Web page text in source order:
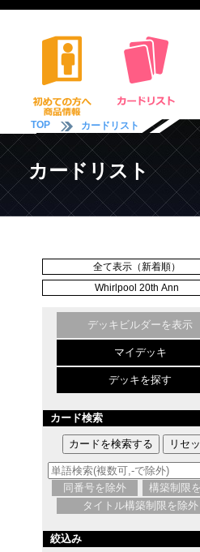
TOP カードリスト
カードリスト
全て表示（新着順）
Whirlpool 20th Ann
デッキビルダーを表示
マイデッキ
デッキを探す
カード検索
同番号を除外
構築制限
タイトル構築制限を除外
絞込み